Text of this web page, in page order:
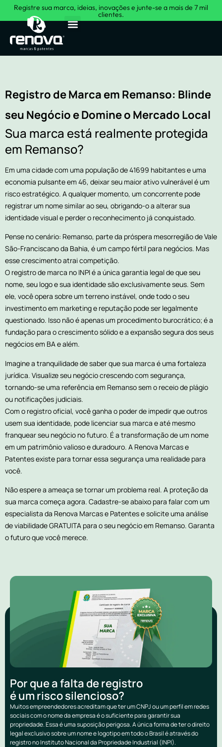
Registre sua marca, ideias, inovações e junte-se a mais de 7 mil
clientes.
Registro de Marca em Remanso: Blinde
seu Negócio e Domine o Mercado Local
Sua marca está realmente protegida
em Remanso?
Em uma cidade com uma população de 41699 habitantes e uma
economia pulsante em 46, deixar seu maior ativo vulnerável é um
risco estratégico. A qualquer momento, um concorrente pode
registrar um nome similar ao seu, obrigando-o a alterar sua
identidade visual e perder o reconhecimento já conquistado.
Pense no cenário: Remanso, parte da próspera mesorregião de Vale
São-Franciscano da Bahia, é um campo fértil para negócios. Mas
esse crescimento atrai competição.
O registro de marca no INPI é a única garantia legal de que seu
nome, seu logo e sua identidade são exclusivamente seus. Sem
ele, você opera sobre um terreno instável, onde todo o seu
investimento em marketing e reputação pode ser legalmente
questionado. Isso não é apenas um procedimento burocrático; é a
fundação para o crescimento sólido e a expansão segura dos seus
negócios em BA e além.
Imagine a tranquilidade de saber que sua marca é uma fortaleza
jurídica. Visualize seu negócio crescendo com segurança,
tornando-se uma referência em Remanso sem o receio de plágio
ou notificações judiciais.
Com o registro oficial, você ganha o poder de impedir que outros
usem sua identidade, pode licenciar sua marca e até mesmo
franquear seu negócio no futuro. É a transformação de um nome
em um patrimônio valioso e duradouro. A Renova Marcas e
Patentes existe para tornar essa segurança uma realidade para
você.
Não espere a ameaça se tornar um problema real. A proteção da
sua marca começa agora. Cadastre-se abaixo para falar com um
especialista da Renova Marcas e Patentes e solicite uma análise
de viabilidade GRATUITA para o seu negócio em Remanso. Garanta
o futuro que você merece.
Por que a falta de registro
é um risco silencioso?
Muitos empreendedores acreditam que ter um CNPJ ou um perfil em redes
sociais com o nome da empresa é o suficiente para garantir sua
propriedade. Essa é uma suposição perigosa. A única forma de ter o direito
legal exclusivo sobre um nome e logotipo em todo o Brasil é através do
registro no Instituto Nacional da Propriedade Industrial (INPI).